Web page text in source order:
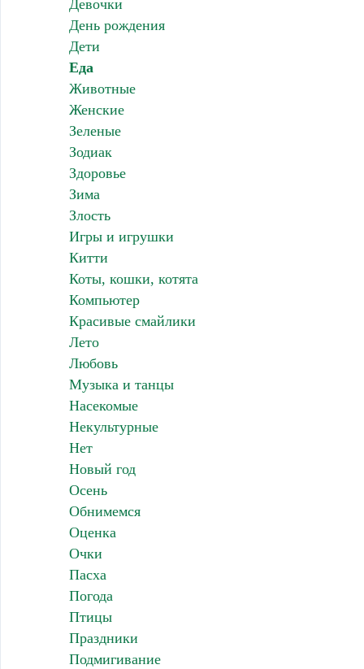
Девочки
День рождения
Дети
Еда
Животные
Женские
Зеленые
Зодиак
Здоровье
Зима
Злость
Игры и игрушки
Китти
Коты, кошки, котята
Компьютер
Красивые смайлики
Лето
Любовь
Музыка и танцы
Насекомые
Некультурные
Нет
Новый год
Осень
Обнимемся
Оценка
Очки
Пасха
Погода
Птицы
Праздники
Подмигивание